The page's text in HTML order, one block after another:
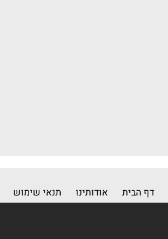
דף הבית אודותינו תנאי שימוש